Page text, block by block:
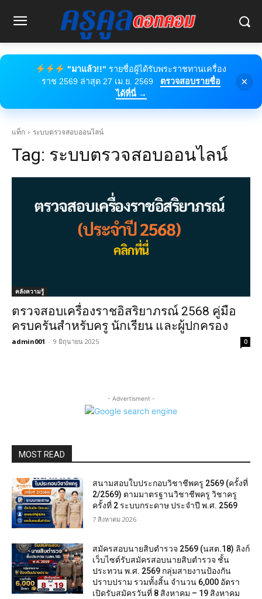
"มาแล้ว!!" รายชื่อผู้ได้รับพระราชทานเครื่อง
ราช 2569 ล่าสุด 27 เม.ย. 2569
ตรวจสอบรายชื่อ
ได้ที่นี่ →
×
แท็ก ระบบตรวจสอบออนไลน์
Tag: ระบบตรวจสอบออนไลน์
คลังความรู้
ตรวจสอบเครื่องราชอิสริยาภรณ์ 2568 คู่มือ
ครบครันสำหรับครู นักเรียน และผู้ปกครอง
admin001 - 9 มิถุนายน 2025 0
- Advertisment -
MOST READ
สนามสอบใบประกอบวิชาชีพครู 2569 (ครั้งที่
2/2569) ตามมาตรฐานวิชาชีพครู วิชาครู
ครั้งที่ 2 ระบบกระดาษ ประจำปี พ.ศ. 2569
7 สิงหาคม 2026
สมัครสอบนายสิบตำรวจ 2569 (นสต.18) ลิงก์
เว็บไซต์รับสมัครสอบนายสิบตำรวจ ชั้น
ประทวน พ.ศ. 2569 กลุ่มสายงานป้องกัน
ปราบปราม รวมทั้งสิ้น จำนวน 6,000 อัตรา
เปิดรับสมัครวันที่ 8 สิงหาคม – 19 สิงหาคม